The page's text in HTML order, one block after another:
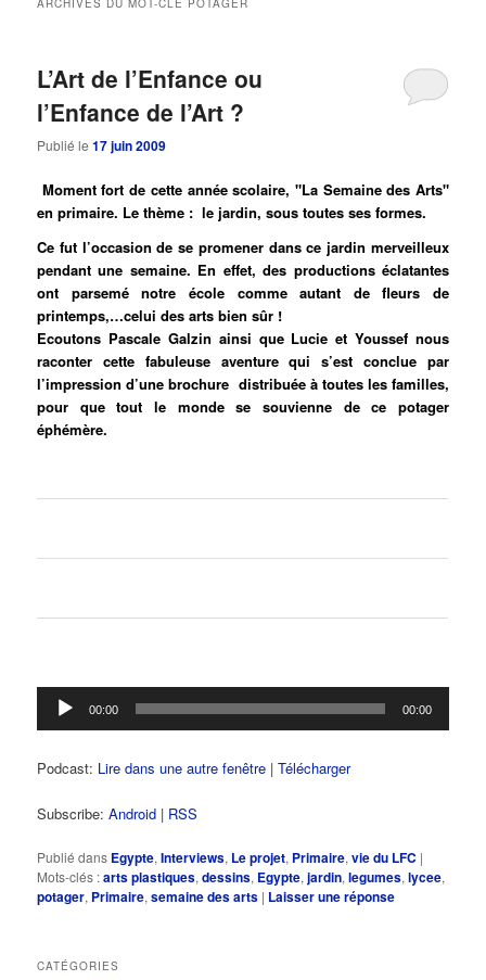
ARCHIVES DU MOT-CLÉ POTAGER
L’Art de l’Enfance ou
l’Enfance de l’Art ?
Publié le17 juin 2009
Moment fort de cette année scolaire, "La Semaine des Arts"
en primaire. Le thème : le jardin, sous toutes ses formes.
Ce fut l’occasion de se promener dans ce jardin merveilleux
pendant une semaine. En effet, des productions éclatantes
ont parsemé notre école comme autant de fleurs de
printemps,…celui des arts bien sûr !
Ecoutons Pascale Galzin ainsi que Lucie et Youssef nous
raconter cette fabuleuse aventure qui s’est conclue par
l’impression d’une brochure distribuée à toutes les familles,
pour que tout le monde se souvienne de ce potager
éphémère.
Lecteur
audio
00:00 00:00
Podcast: Lire dans une autre fenêtre |Télécharger
Subscribe:Android | RSS
Publié dans Egypte,Interviews, Le projet, Primaire,vie du LFC |
Mots-clés :arts plastiques,dessins, Egypte,jardin,legumes,lycee,
potager, Primaire,semaine des arts | Laisser une réponse
CATÉGORIES